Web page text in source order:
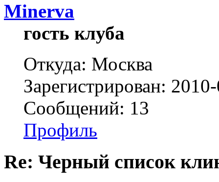
Minerva
гость клуба
Откуда: Москва
Зарегистрирован:
Сообщений: 13
Профиль
Re: Черный список